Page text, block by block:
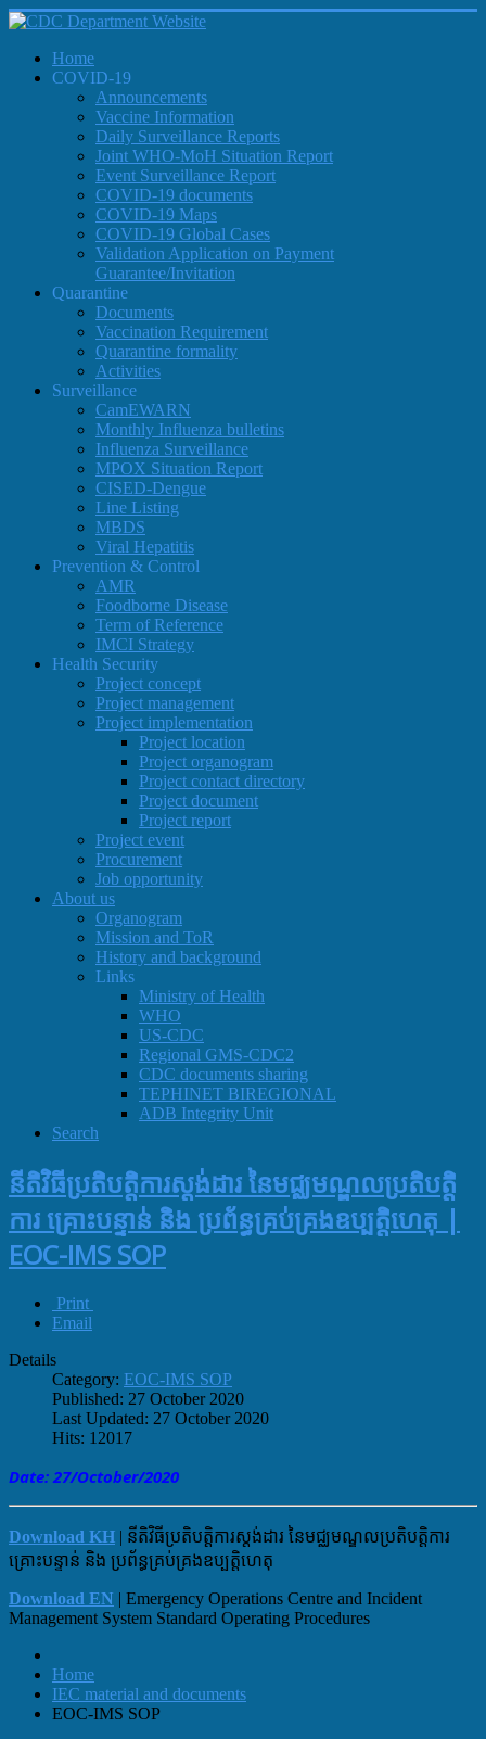
Home
COVID-19
Announcements
Vaccine Information
Daily Surveillance Reports
Joint WHO-MoH Situation Report
Event Surveillance Report
COVID-19 documents
COVID-19 Maps
COVID-19 Global Cases
Validation Application on Payment
Guarantee/Invitation
Quarantine
Documents
Vaccination Requirement
Quarantine formality
Activities
Surveillance
CamEWARN
Monthly Influenza bulletins
Influenza Surveillance
MPOX Situation Report
CISED-Dengue
Line Listing
MBDS
Viral Hepatitis
Prevention & Control
AMR
Foodborne Disease
Term of Reference
IMCI Strategy
Health Security
Project concept
Project management
Project implementation
Project location
Project organogram
Project contact directory
Project document
Project report
Project event
Procurement
Job opportunity
About us
Organogram
Mission and ToR
History and background
Links
Ministry of Health
WHO
US-CDC
Regional GMS-CDC2
CDC documents sharing
TEPHINET BIREGIONAL
ADB Integrity Unit
Search
នីតិវិធីប្រតិបត្តិការស្តង់ដារ នៃមជ្ឈមណ្ឌលប្រតិបត្តិ
ការ គ្រោះបន្ទាន់ និង ប្រព័ន្ធគ្រប់គ្រងឧប្បត្តិហេតុ |
EOC-IMS SOP
Print
Email
Details
Category: EOC-IMS SOP
Published: 27 October 2020
Last Updated: 27 October 2020
Hits: 12017
Date: 27/October/2020
Download KH | នីតិវិធីប្រតិបត្តិការស្តង់ដារ នៃមជ្ឈមណ្ឌលប្រតិបត្តិការ
គ្រោះបន្ទាន់ និង ប្រព័ន្ធគ្រប់គ្រងឧប្បត្តិហេតុ
Download EN | Emergency Operations Centre and Incident
Management System Standard Operating Procedures
Emergency
Operations
Management
Standard
Procedures
Home
IEC material and documents
EOC-IMS SOP